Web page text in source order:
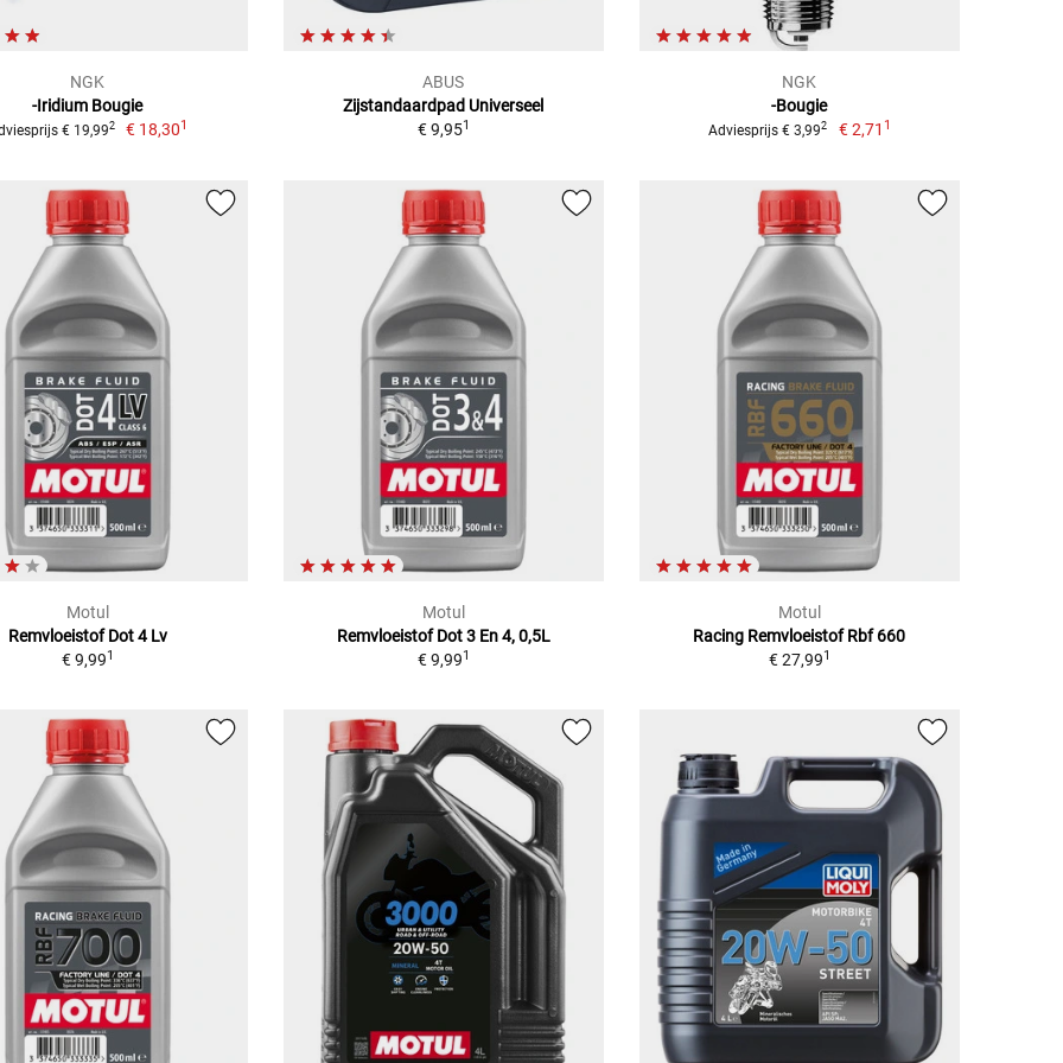
NGK
-Iridium Bougie
€ 19,992 € 18,301
ABUS
Zijstandaardpad Universeel
€ 9,951
NGK
-Bougie
Adviesprijs € 3,992 € 2,71 1
Motul
Remvloeistof Dot 4 Lv
€ 9,991
Motul
Remvloeistof Dot 3 En 4, 0,5L
€ 9,991
Motul
Racing Remvloeistof Rbf 660
€ 27,991